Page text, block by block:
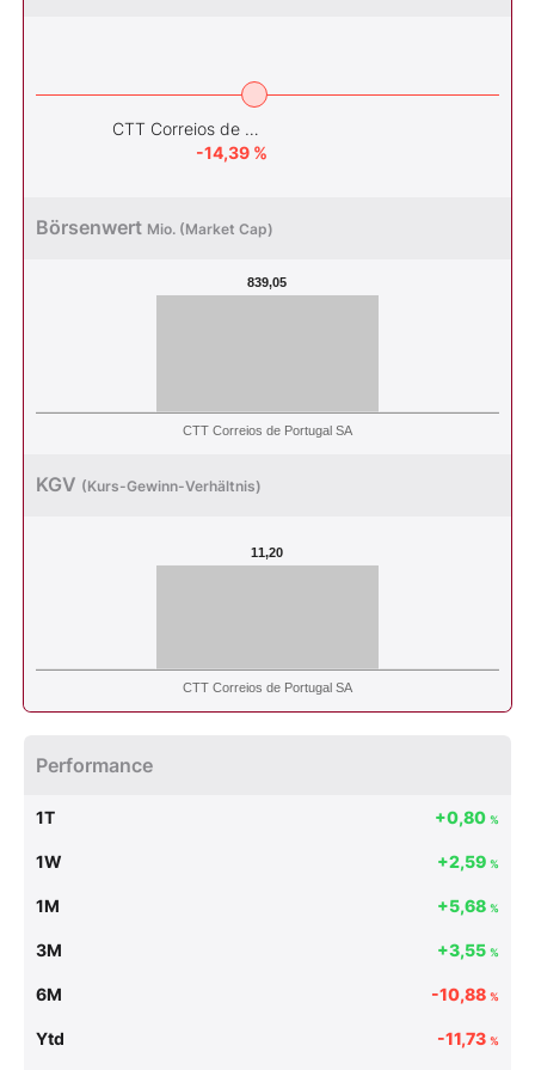
CTT Correios de Portugal SA
-14,39 %
Börsenwert Mio. (Market Cap)
839,05
CTT Correios de Portugal SA
KGV (Kurs-Gewinn-Verhältnis)
11,20
CTT Correios de Portugal SA
Performance
1T +0,80 %
1W +2,59 %
1M +5,68 %
3M +3,55 %
6M -10,88 %
Ytd -11,73 %